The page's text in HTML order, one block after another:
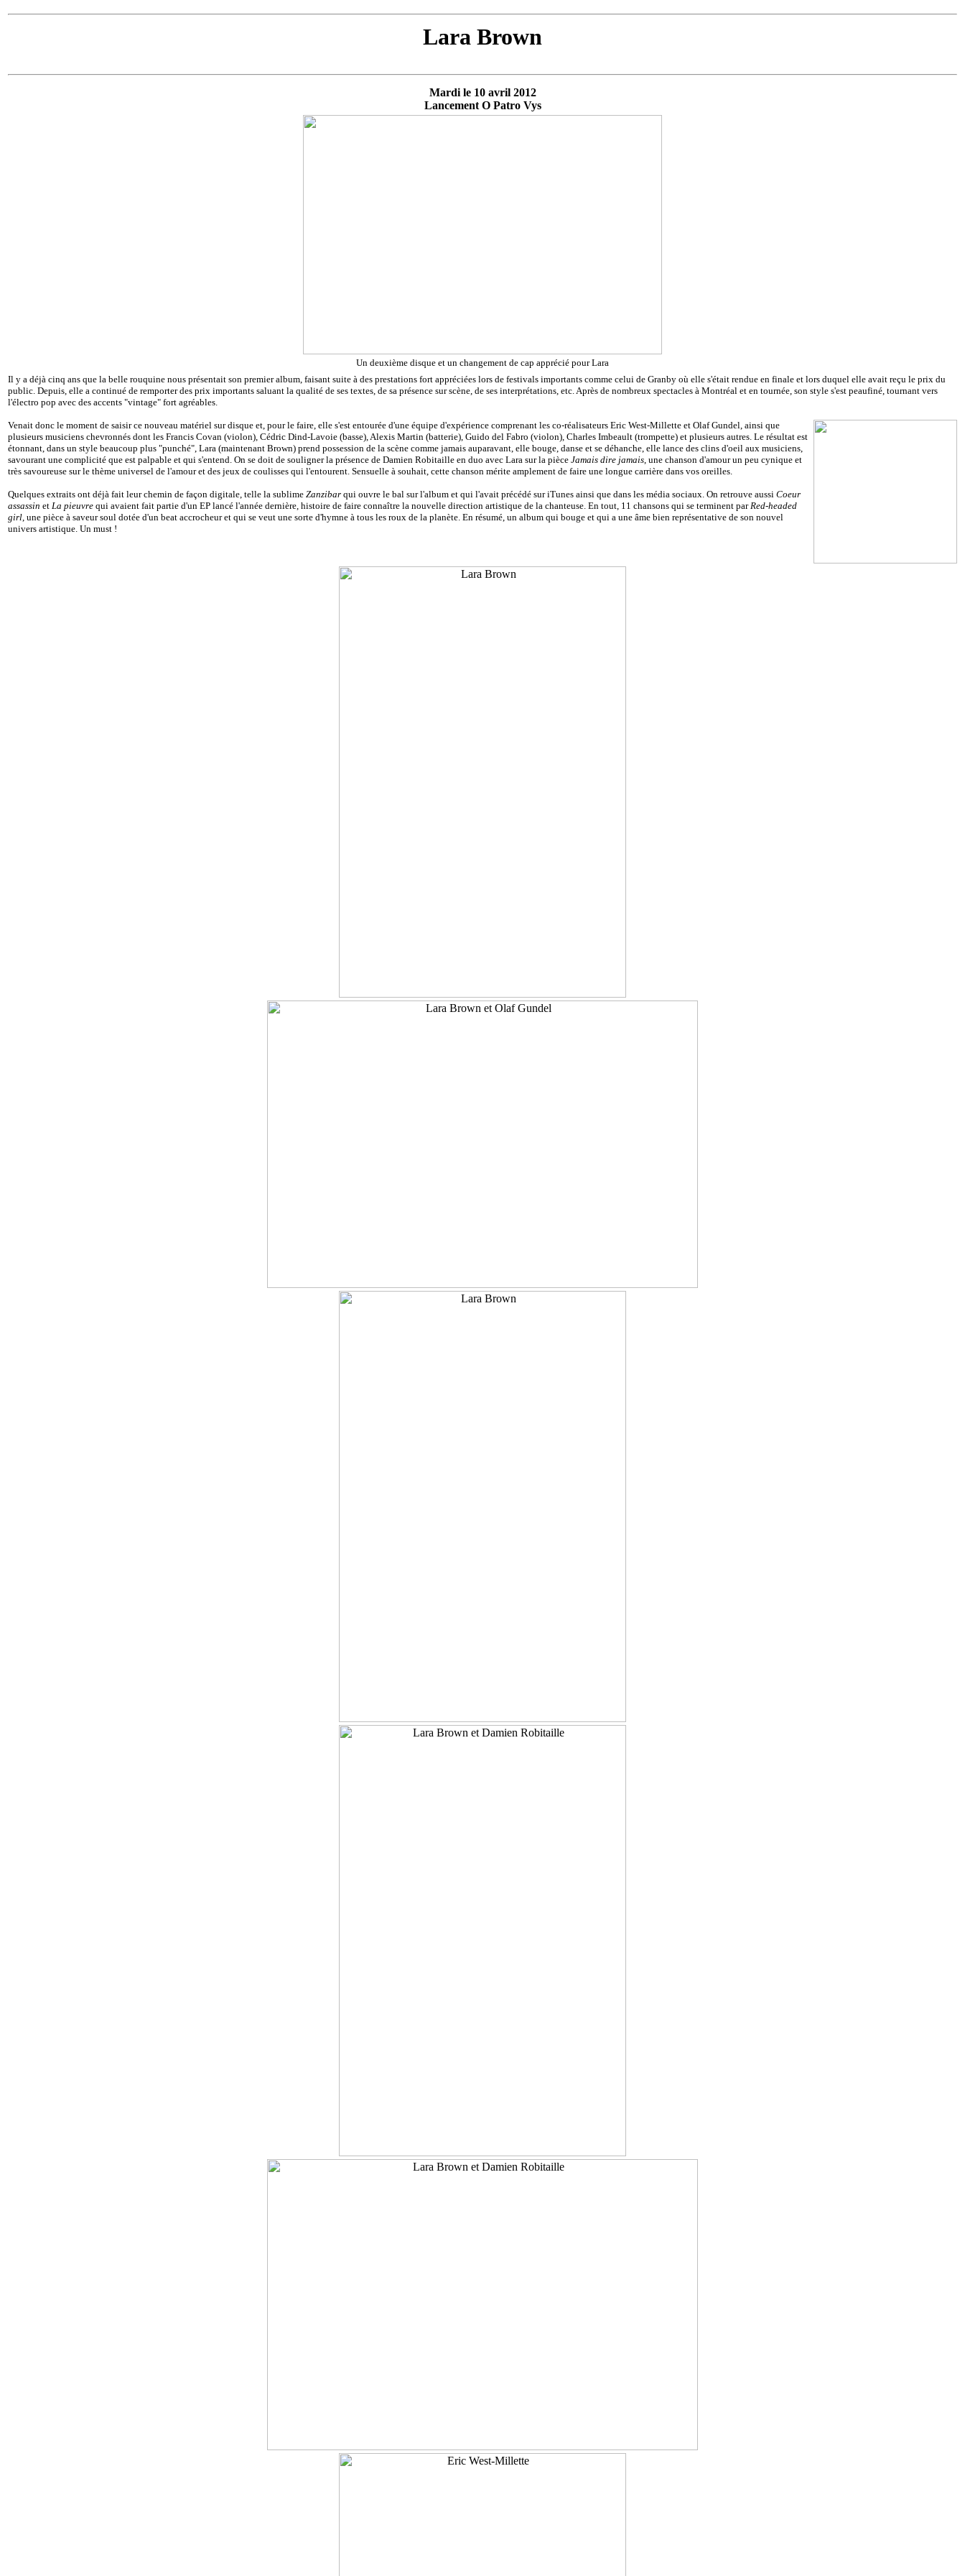
Lara Brown
Mardi le 10 avril 2012
Lancement O Patro Vys
Un deuxième disque et un changement de cap apprécié pour Lara
Il y a déjà cinq ans que la belle rouquine nous présentait son premier album, faisant suite à des prestations fort appréciées lors de festivals importants comme celui de Granby où elle s'était rendue en finale et lors duquel elle avait reçu le prix du
public. Depuis, elle a continué de remporter des prix importants saluant la qualité de ses textes, de sa présence sur scène, de ses interprétations, etc. Après de nombreux spectacles à Montréal et en tournée, son style s'est peaufiné, tournant vers
l'électro pop avec des accents "vintage" fort agréables.
Venait donc le moment de saisir ce nouveau matériel sur disque et, pour le faire, elle s'est entourée d'une équipe d'expérience comprenant les co-réalisateurs Eric West-Millette et Olaf Gundel, ainsi que
plusieurs musiciens chevronnés dont les Francis Covan (violon), Cédric Dind-Lavoie (basse), Alexis Martin (batterie), Guido del Fabro (violon), Charles Imbeault (trompette) et plusieurs autres. Le résultat est
étonnant, dans un style beaucoup plus "punché", Lara (maintenant Brown) prend possession de la scène comme jamais auparavant, elle bouge, danse et se déhanche, elle lance des clins d'oeil aux musiciens,
savourant une complicité que est palpable et qui s'entend. On se doit de souligner la présence de Damien Robitaille en duo avec Lara sur la pièce Jamais dire jamais, une chanson d'amour un peu cynique et
très savoureuse sur le thème universel de l'amour et des jeux de coulisses qui l'entourent. Sensuelle à souhait, cette chanson mérite amplement de faire une longue carrière dans vos oreilles.
Quelques extraits ont déjà fait leur chemin de façon digitale, telle la sublime Zanzibar qui ouvre le bal sur l'album et qui l'avait précédé sur iTunes ainsi que dans les média sociaux. On retrouve aussi Coeur
assassin et La pieuvre qui avaient fait partie d'un EP lancé l'année dernière, histoire de faire connaître la nouvelle direction artistique de la chanteuse. En tout, 11 chansons qui se terminent parRed-headed
girl, une pièce à saveur soul dotée d'un beat accrocheur et qui se veut une sorte d'hymne à tous les roux de la planète. En résumé, un album qui bouge et qui a une âme bien représentative de son nouvel
univers artistique. Un must !